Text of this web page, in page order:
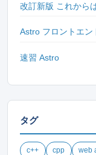
改訂新版 これから
Astro フロントエン
速習 Astro
タグ
c++ cpp web